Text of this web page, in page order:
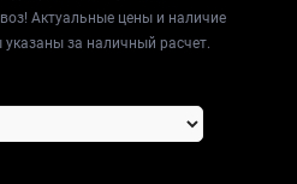
Актуальные цены и наличие
за наличный расчет.